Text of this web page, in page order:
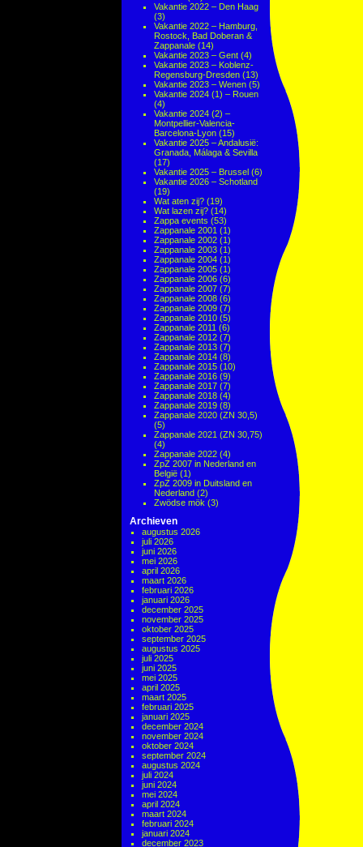
Vakantie 2022 – Den Haag
(3)
Vakantie 2022 – Hamburg,
Rostock, Bad Doberan &
Zappanale (14)
Vakantie 2023 – Gent (4)
Vakantie 2023 – Koblenz-
Regensburg-Dresden (13)
Vakantie 2023 – Wenen (5)
Vakantie 2024 (1) – Rouen
(4)
Vakantie 2024 (2) –
Montpellier-Valencia-
Barcelona-Lyon (15)
Vakantie 2025 – Andalusië:
Granada, Málaga & Sevilla
(17)
Vakantie 2025 – Brussel (6)
Vakantie 2026 – Schotland
(19)
Wat aten zij? (19)
Wat lazen zij? (14)
Zappa events (53)
Zappanale 2001 (1)
Zappanale 2002 (1)
Zappanale 2003 (1)
Zappanale 2004 (1)
Zappanale 2005 (1)
Zappanale 2006 (6)
Zappanale 2007 (7)
Zappanale 2008 (6)
Zappanale 2009 (7)
Zappanale 2010 (5)
Zappanale 2011 (6)
Zappanale 2012 (7)
Zappanale 2013 (7)
Zappanale 2014 (8)
Zappanale 2015 (10)
Zappanale 2016 (9)
Zappanale 2017 (7)
Zappanale 2018 (4)
Zappanale 2019 (8)
Zappanale 2020 (ZN 30,5)
(5)
Zappanale 2021 (ZN 30,75)
(4)
Zappanale 2022 (4)
ZpZ 2007 in Nederland en
België (1)
ZpZ 2009 in Duitsland en
Nederland (2)
Zwödse mök (3)
Archieven
augustus 2026
juli 2026
juni 2026
mei 2026
april 2026
maart 2026
februari 2026
januari 2026
december 2025
november 2025
oktober 2025
september 2025
augustus 2025
juli 2025
juni 2025
mei 2025
april 2025
maart 2025
februari 2025
januari 2025
december 2024
november 2024
oktober 2024
september 2024
augustus 2024
juli 2024
juni 2024
mei 2024
april 2024
maart 2024
februari 2024
januari 2024
december 2023